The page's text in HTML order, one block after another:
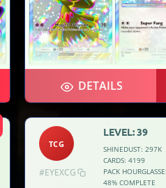
DETAILS
TCG
#EYEXCG
LEVEL: 39
SHINEDUST: 297K
CARDS: 4199
PACK
48% COMPLETE